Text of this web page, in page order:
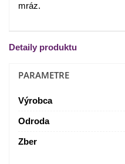
mráz.
Detaily produktu
PARAMETRE
Výrobca
Odroda
Zber